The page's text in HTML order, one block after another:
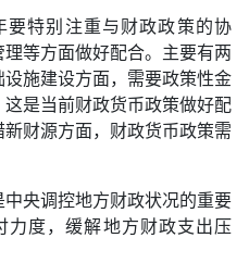
要特别注重与财政政策的协
等方面做好配合。主要有两
施建设方面，需要政策性金
是当前财政货币政策做好配
财源方面，财政货币政策需
央调控地方财政状况的重要
力度，缓解地方财政支出压